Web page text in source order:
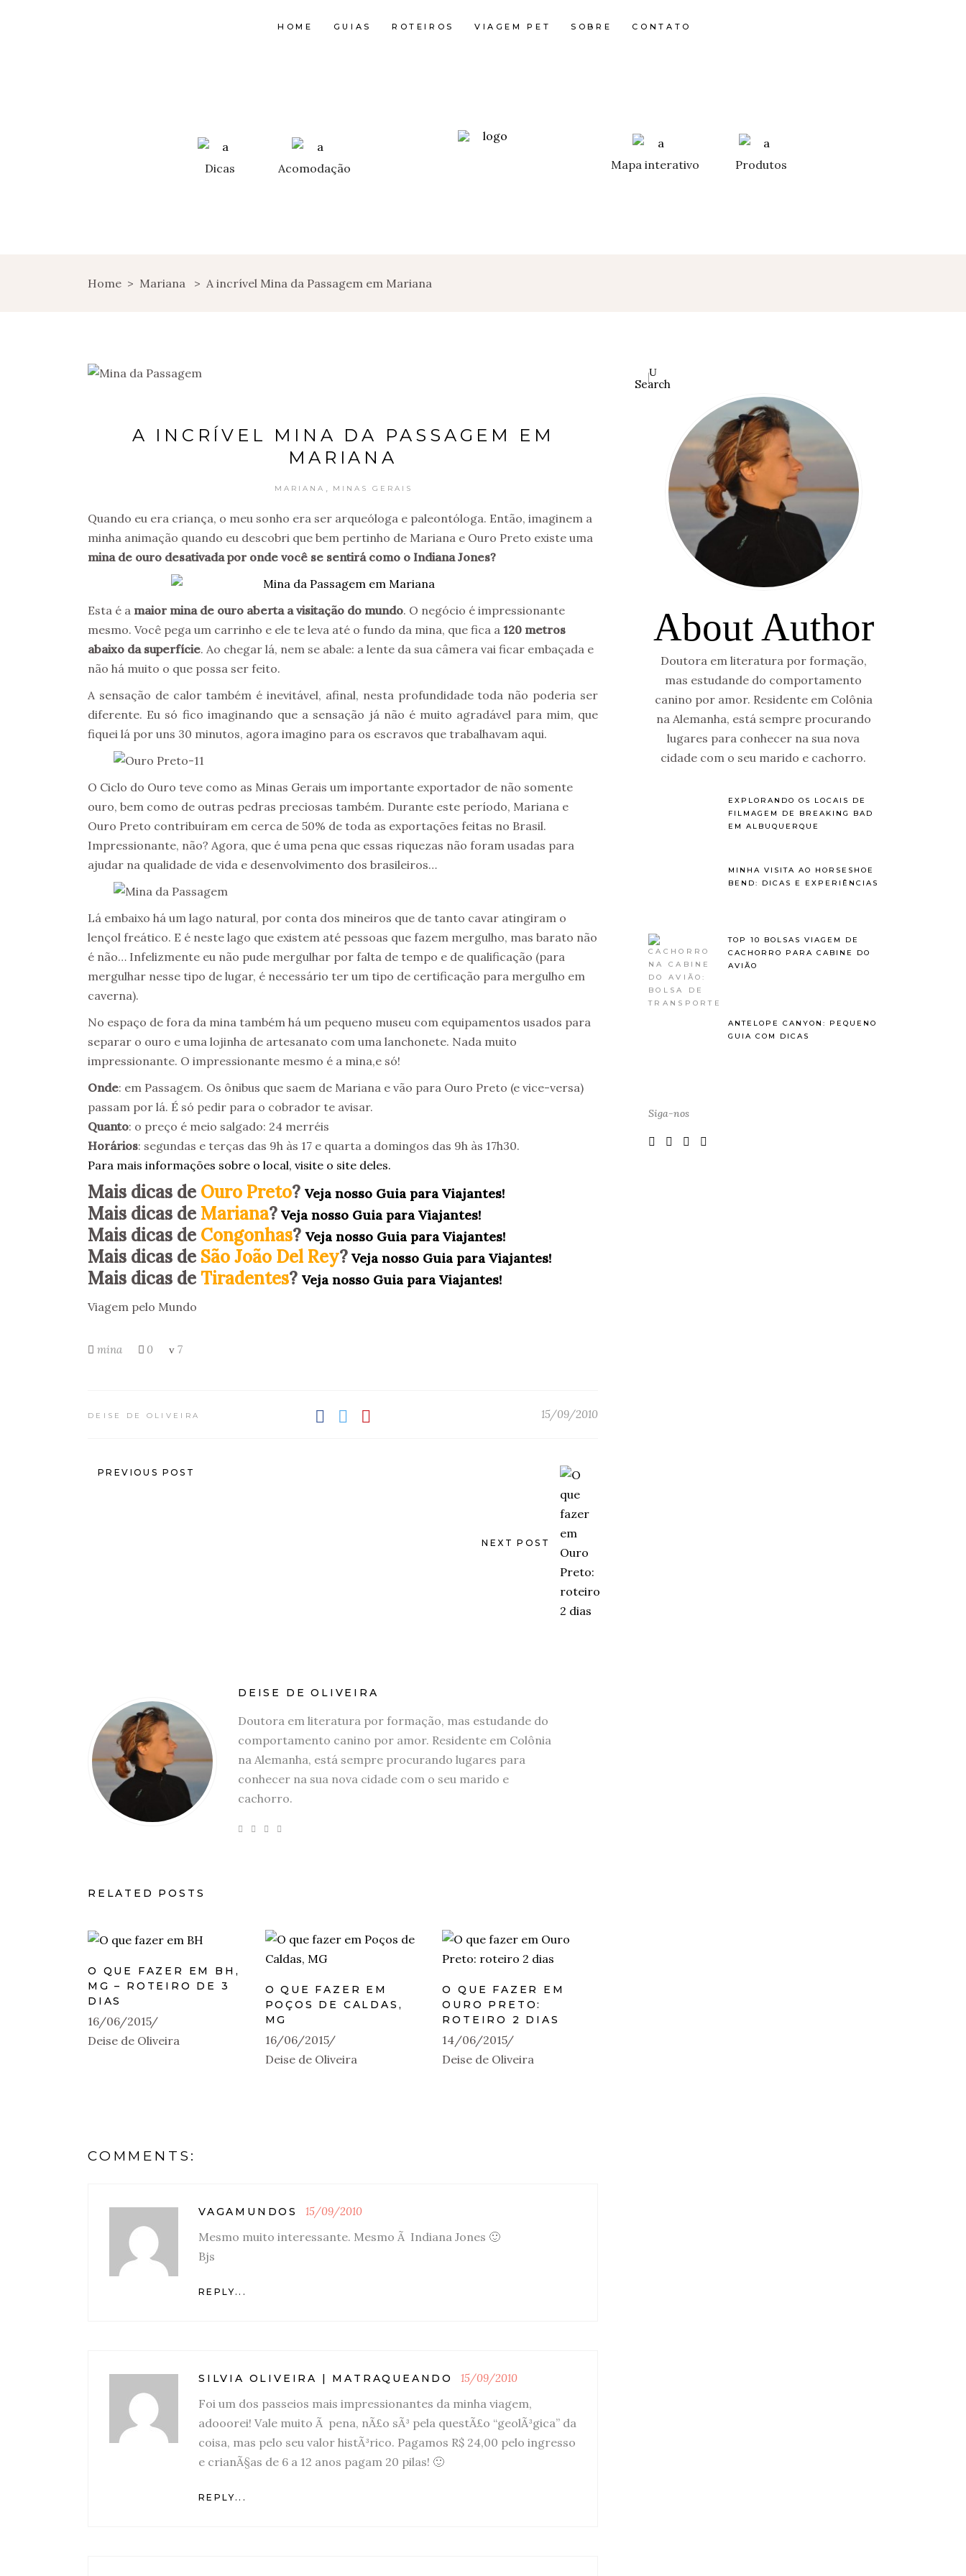
HOME GUIAS ROTEIROS VIAGEM PET SOBRE CONTATO
Dicas Acomodação Mapa interativo Produtos
Home > Mariana > A incrível Mina da Passagem em Mariana
A INCRÍVEL MINA DA PASSAGEM EM
MARIANA
MARIANA MINAS GERAIS
Quando eu era criança, o meu sonho era ser arqueóloga e paleontóloga. Então, imaginem a
minha animação quando eu descobri que bem pertinho de Mariana e Ouro Preto existe uma
mina de ouro desativada por onde você se sentirá como o Indiana Jones?
Esta é a maior mina de ouro aberta a visitação do mundo. O negócio é impressionante
mesmo. Você pega um carrinho e ele te leva até o fundo da mina, que fica a 120 metros
abaixo da superfície. Ao chegar lá, nem se abale: a lente da sua câmera vai ficar embaçada e
não há muito o que possa ser feito.
A sensação de calor também é inevitável, afinal, nesta profundidade toda não poderia ser
diferente. Eu só fico imaginando que a sensação já não é muito agradável para mim, que
fiquei lá por uns 30 minutos, agora imagino para os escravos que trabalhavam aqui.
O Ciclo do Ouro teve como as Minas Gerais um importante exportador de não somente
ouro, bem como de outras pedras preciosas também. Durante este período, Mariana e
Ouro Preto contribuíram em cerca de 50% de toda as exportações feitas no Brasil.
Impressionante, não? Agora, que é uma pena que essas riquezas não foram usadas para
ajudar na qualidade de vida e desenvolvimento dos brasileiros…
Lá embaixo há um lago natural, por conta dos mineiros que de tanto cavar atingiram o
lençol freático. E é neste lago que existem até pessoas que fazem mergulho, mas barato não
é não… Infelizmente eu não pude mergulhar por falta de tempo e de qualificação (para
mergulhar nesse tipo de lugar, é necessário ter um tipo de certificação para mergulho em
caverna).
No espaço de fora da mina também há um pequeno museu com equipamentos usados para
separar o ouro e uma lojinha de artesanato com uma lanchonete. Nada muito
impressionante. O impressionante mesmo é a mina,e só!
Onde: em Passagem. Os ônibus que saem de Mariana e vão para Ouro Preto (e vice-versa)
passam por lá. É só pedir para o cobrador te avisar.
Quanto: o preço é meio salgado: 24 merréis
Horários: segundas e terças das 9h às 17 e quarta a domingos das 9h às 17h30.
Para mais informações sobre o local, visite o site deles.
Mais dicas de Ouro Preto? Veja nosso Guia para Viajantes!
Mais dicas de Mariana? Veja nosso Guia para Viajantes!
Mais dicas de Congonhas? Veja nosso Guia para Viajantes!
Mais dicas de São João Del Rey? Veja nosso Guia para Viajantes!
Mais dicas deTiradentes? Veja nosso Guia para Viajantes!
Viagem pelo Mundo
mina 0 7
DEISE DE OLIVEIRA 15/09/2010
PREVIOUS POST
NEXT POST
DEISE DE OLIVEIRA
Doutora em literatura por formação, mas estudande do
comportamento canino por amor. Residente em Colônia
na Alemanha, está sempre procurando lugares para
conhecer na sua nova cidade com o seu marido e
cachorro.
RELATED POSTS
O QUE FAZER EM BH,
MG – ROTEIRO DE 3
DIAS
16/06/2015
Deise de Oliveira
O QUE FAZER EM
POÇOS DE CALDAS,
MG
16/06/2015
Deise de Oliveira
O QUE FAZER EM
OURO PRETO:
ROTEIRO 2 DIAS
14/06/2015
Deise de Oliveira
COMMENTS:
VAGAMUNDOS 15/09/2010
Mesmo muito interessante. Mesmo Ã Indiana Jones 🙂
Bjs
REPLY...
SILVIA OLIVEIRA | MATRAQUEANDO 15/09/2010
Foi um dos passeios mais impressionantes da minha viagem,
adooorei! Vale muito Ã pena, nÃ£o sÃ³ pela questÃ£o “geolÃ³gica” da
coisa, mas pelo seu valor histÃ³rico. Pagamos R$ 24,00 pelo ingresso
e crianÃ§as de 6 a 12 anos pagam 20 pilas! 🙂
REPLY...
Search
About Author
Doutora em literatura por formação,
mas estudande do comportamento
canino por amor. Residente em Colônia
na Alemanha, está sempre procurando
lugares para conhecer na sua nova
cidade com o seu marido e cachorro.
EXPLORANDO OS LOCAIS DE
FILMAGEM DE BREAKING BAD
EM ALBUQUERQUE
MINHA VISITA AO HORSESHOE
BEND: DICAS E EXPERIÊNCIAS
TOP 10 BOLSAS VIAGEM DE
CACHORRO PARA CABINE DO
AVIÃO
ANTELOPE CANYON: PEQUENO
GUIA COM DICAS
Siga-nos